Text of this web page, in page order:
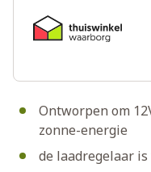
Ontworpen om
zonne-energie
de laadregelaar